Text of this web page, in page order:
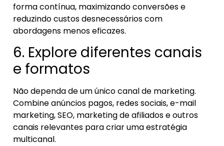
forma contínua, maximizando conversões e
reduzindo custos desnecessários com
abordagens menos eficazes.
6. Explore diferentes canais
e formatos
Não dependa de um único canal de marketing.
Combine anúncios pagos, redes sociais, e-mail
marketing, SEO, marketing de afiliados e outros
canais relevantes para criar uma estratégia
multicanal.